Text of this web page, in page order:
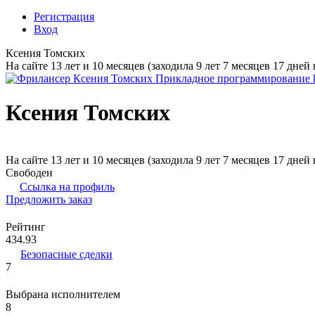
Регистрация
Вход
Ксения Томских
На сайте 13 лет и 10 месяцев (заходила 9 лет 7 месяцев 17 дней
Ксения Томских
На сайте 13 лет и 10 месяцев (заходила 9 лет 7 месяцев 17 дней
Свободен
Ссылка на профиль
Предложить заказ
Рейтинг
434.93
Безопасные сделки
7
Выбрана исполнителем
8